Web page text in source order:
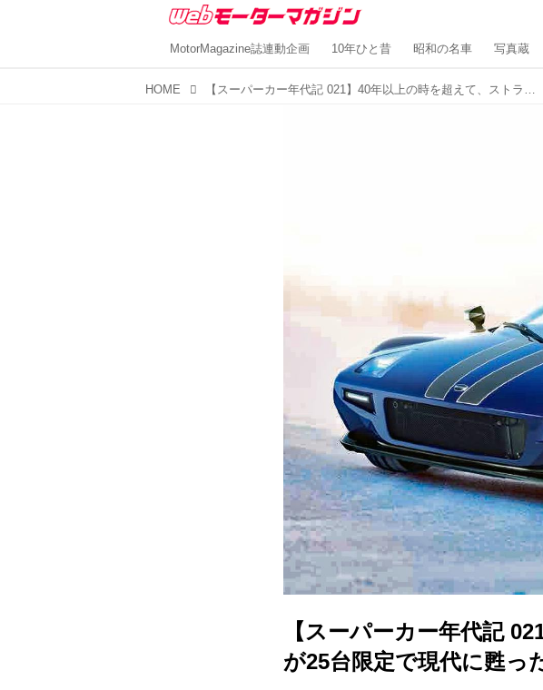
MotorMagazine誌連動企画 10年ひと昔 昭和の名車 写真蔵
HOME 【スーパーカー年代記 021】40年以上の時を超えて、ストラトスが25台限定で現代に甦った
【スーパーカー年代記
が25台限定で現代に甦っ